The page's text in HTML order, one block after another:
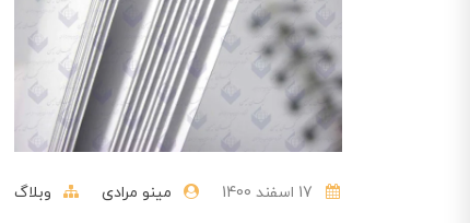
مینو مرادی وبلاگ